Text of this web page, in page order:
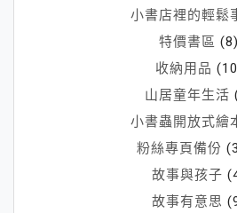
小書店裡的輕鬆
特價書區 (8)
收納用品
山居童年生活
小書蟲開放式繪
粉絲專頁備份
故事與孩子
故事有意思